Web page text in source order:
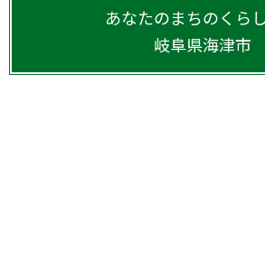
あなたのまちのくら
岐阜県海津市